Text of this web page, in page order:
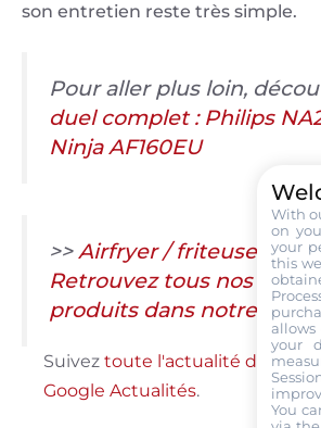
son entretien reste très simple.
Pour aller plus loin,
duel complet : Philips
Ninja AF160EU
>>Airfryer / friteuse à air
Retrouvez tous nos tests
produits dans notre
Suivez toute l'actualité de Labo
Google Actualités.
With
on
your
this
allows
your
You